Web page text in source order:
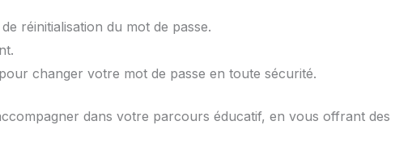
réinitialisation du mot de passe.
changer votre mot de passe en toute sécurité.
dans votre parcours éducatif, en vous offrant des